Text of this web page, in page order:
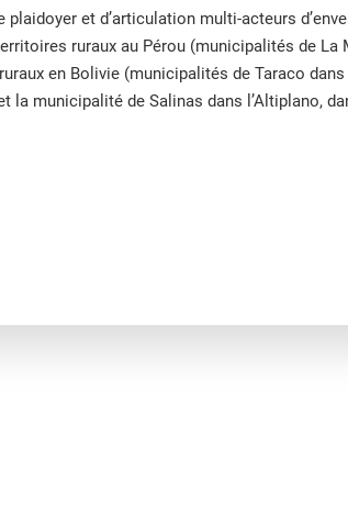
et d’articulation multi-acteurs
ruraux au Pérou (municipalités de La
en Bolivie (municipalités de Taraco
la municipalité de Salinas dans l’Altiplano,